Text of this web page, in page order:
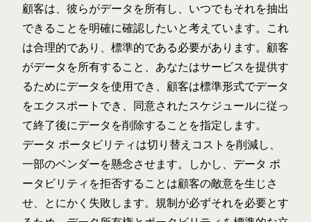
顧客は、彼らがデータを所有し、いつでもそれを抽出
できることを明確に確認したいと考えています。これ
は合理的であり、標準的である必要があります。顧客
がデータを所有すること、あなたはサービスを提供す
るためにデータを使用でき、顧客は標準形式でデータ
をエクスポートでき、同意されたスケジュールに従っ
て終了後にデータを削除することを指定します。
データ ポータビリティは切り替えコストを削減し、
一部のベンダーを懸念させます。しかし、データ ポ
ータビリティを拒否することは顧客の敵意を生じさ
せ、とにかく失敗します。規制が必ずそれを必要とす